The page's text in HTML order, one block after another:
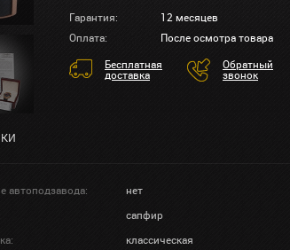
Гарантия:
12 месяцев
Оплата:
После осмотра товара
Бесплатная
доставка
Обратный
звонок
автоподзавода:
нет
сапфир
классическая